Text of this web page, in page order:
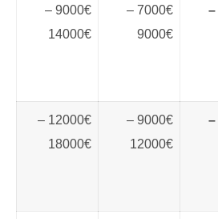
3000€ –
7000€ –
9000€
9000€ –
14000€
4000€ –
9000€ –
12000€
12000€ –
18000€